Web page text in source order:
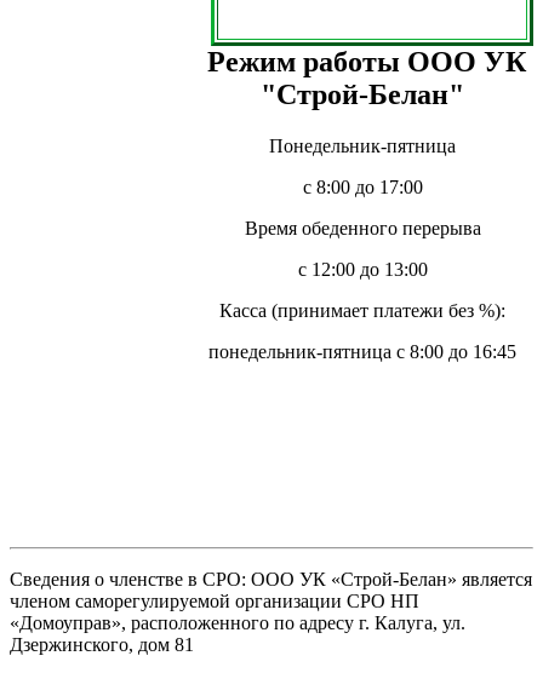
Режим работы ООО УК
"Строй-Белан"
Понедельник-пятница
с 8:00 до 17:00
Время обеденного перерыва
с 12:00 до 13:00
Касса (принимает платежи без %):
понедельник-пятница с 8:00 до 16:45
Сведения о членстве в СРО: ООО УК «Строй-Белан» является
членом саморегулируемой организации СРО НП
«Домоуправ», расположенного по адресу г. Калуга, ул.
Дзержинского, дом 81